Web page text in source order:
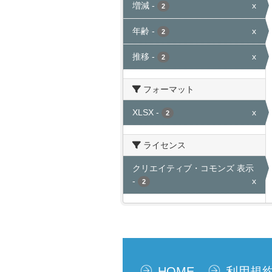
増減 - 2 x
年齢 - 2 x
推移 - 2 x
フォーマット
XLSX - 2 x
ライセンス
クリエイティブ・コモンズ 表示
-
2 x